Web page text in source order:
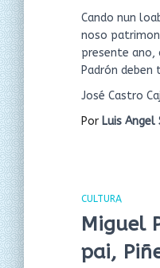
Cando nun
noso
presente ano,
Padrón
José Castro
Por Luis Angel
CULTURA
Miguel
pai,